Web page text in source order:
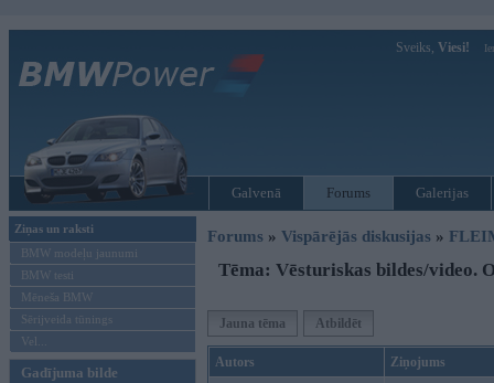
Sveiks, Viesi!
Galvenā Forums Galerijas
Ziņas un raksti
BMW modeļu jaunumi
BMW testi
Mēneša BMW
Sērijveida tūnings
Vel...
Gadījuma bilde
Forums » Vispārējās diskusijas »
Tēma: Vēsturiskas bildes/video.
Jauna tēma Atbildēt
Autors Ziņojums